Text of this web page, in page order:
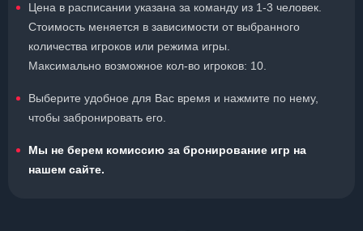
Цена в расписании указана за команду из 1-3 человек.
Стоимость меняется в зависимости от выбранного
количества игроков или режима игры.
Максимально возможное кол-во игроков: 10.
Выберите удобное для Вас время и нажмите по нему,
чтобы забронировать его.
Мы не берем комиссию за бронирование игр на
нашем сайте.